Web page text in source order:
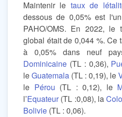
Maintenir le taux de
dessous de 0,05% est
PAHO/OMS. En 2022, le
global était de 0,044 %. Ce
à 0,05% dans neuf
Dominicaine (TL : 0,36),
leGuatemala (TL : 0,19), le
le Pérou (TL : 0,12), le
l’Equateur (TL :0,08), la
Bolivie (TL : 0,06).